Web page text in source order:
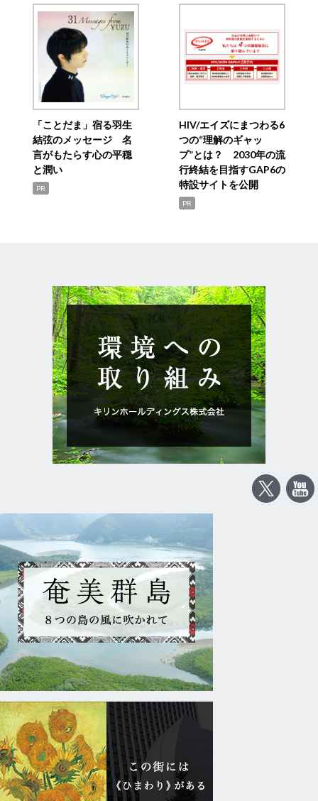
「ことだま」宿る羽生
結弦のメッセージ 名
言がもたらす心の平穏
と潤い
PR
HIV/エイズにまつわる6
つの“理解のギャッ
プ”とは？ 2030年の流
行終結を目指すGAP6の
特設サイトを公開
PR